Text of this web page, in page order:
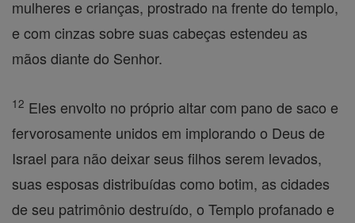
mulheres e crianças, prostrado na frente do templo,
e com cinzas sobre suas cabeças estendeu as
mãos diante do Senhor.
12 Eles envolto no próprio altar com pano de saco e
fervorosamente unidos em implorando o Deus de
Israel para não deixar seus filhos serem levados,
suas esposas distribuídas como botim, as cidades
de seu patrimônio destruído, o Templo profanado e